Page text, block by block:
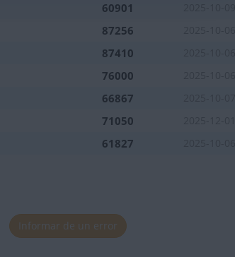
60901
87256
87410
76000
66867
71050
61827
Informar de un error